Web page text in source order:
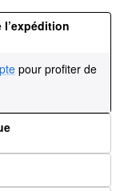
pour profiter de